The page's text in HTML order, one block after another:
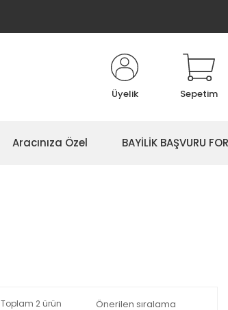
Üyelik Sepetim
Aracınıza Özel BAYİLİK BAŞVURU
Toplam 2 ürün